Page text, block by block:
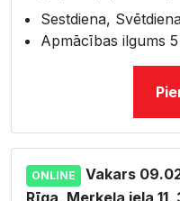
Sestdiena,
Apmācības ilgums
ONLINE
Vakars
Rīga, Merķeļa iela